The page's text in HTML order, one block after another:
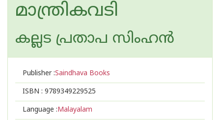
മാന്ത്രികവടി
കല്ലട പ്രതാപ സിംഹന്‍
Publisher :Saindhava Books
ISBN : 9789349229525
Language :Malayalam